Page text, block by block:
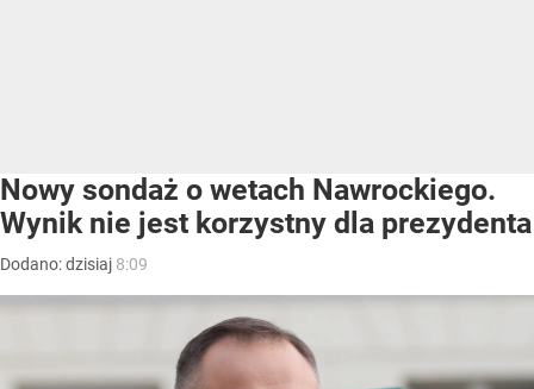
Nowy sondaż o wetach Nawrockiego.
Wynik nie jest korzystny dla prezydenta
Dodano:dzisiaj 8:09